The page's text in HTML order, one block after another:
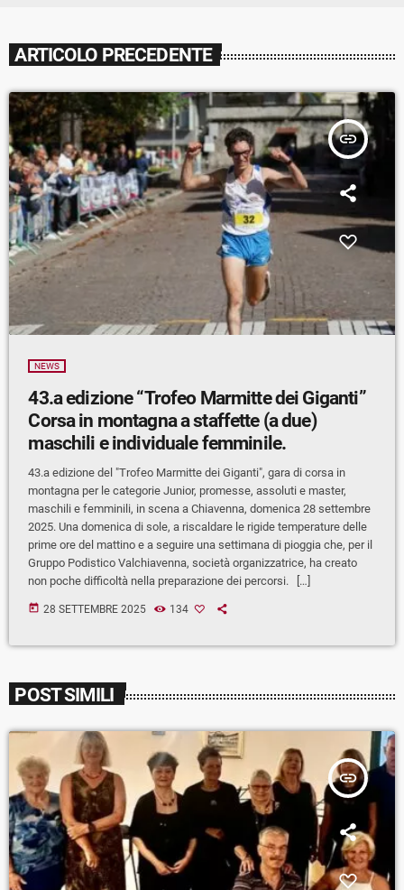
ARTICOLO PRECEDENTE
insert_link
NEWS
43.a edizione “Trofeo Marmitte dei Giganti”
Corsa in montagna a staffette (a due)
maschili e individuale femminile.
43.a edizione del "Trofeo Marmitte dei Giganti", gara di corsa in
montagna per le categorie Junior, promesse, assoluti e master,
maschili e femminili, in scena a Chiavenna, domenica 28 settembre
2025. Una domenica di sole, a riscaldare le rigide temperature delle
prime ore del mattino e a seguire una settimana di pioggia che, per il
Gruppo Podistico Valchiavenna, società organizzatrice, ha creato
non poche difficoltà nella preparazione dei percorsi. […]
today 28 SETTEMBRE 2025 134
POST SIMILI
insert_link